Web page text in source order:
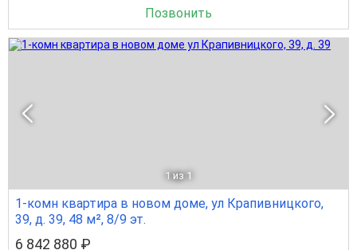
Позвонить
1 из 1
1-комн квартира в новом доме, ул Крапивницкого,
39, д. 39, 48 м², 8/9 эт.
6 842 880 ₽